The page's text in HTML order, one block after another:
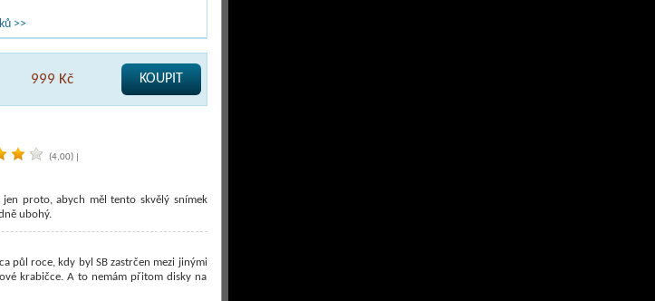
>>
999 Kč KOUPIT
(4,00)|
proto, abych měl tento skvělý snímek
ubohý.
půl roce, kdy byl SB zastrčen mezi jinými
krabičce. A to nemám přitom disky na